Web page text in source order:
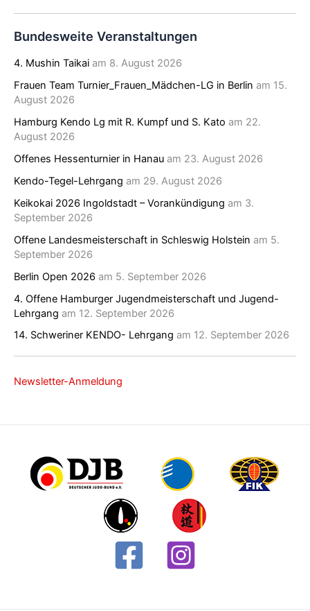
Bundesweite Veranstaltungen
4. Mushin Taikai am 8. August 2026
Frauen Team Turnier_Frauen_Mädchen-LG in Berlin am 15.
August 2026
Hamburg Kendo Lg mit R. Kumpf und S. Kato am 22.
August 2026
Offenes Hessenturnier in Hanau am 23. August 2026
Kendo-Tegel-Lehrgang am 29. August 2026
Keikokai 2026 Ingoldstadt – Vorankündigung am 3.
September 2026
Offene Landesmeisterschaft in Schleswig Holstein am 5.
September 2026
Berlin Open 2026 am 5. September 2026
4. Offene Hamburger Jugendmeisterschaft und Jugend-
Lehrgang am 12. September 2026
14. Schweriner KENDO- Lehrgang am 12. September 2026
Newsletter-Anmeldung